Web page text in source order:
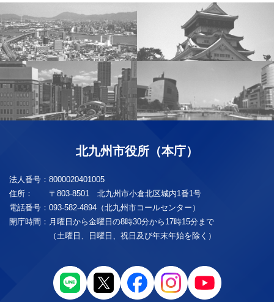
北九州市役所（本庁）
法人番号： 8000020401005
住所：
〒803-8501 北九州市小倉北区城内1番1号
電話番号： 093-582-4894（北九州市コールセンター）
開庁時間： 月曜日から金曜日の8時30分から17時15分まで
（土曜日、日曜日、祝日及び年末年始を除く）